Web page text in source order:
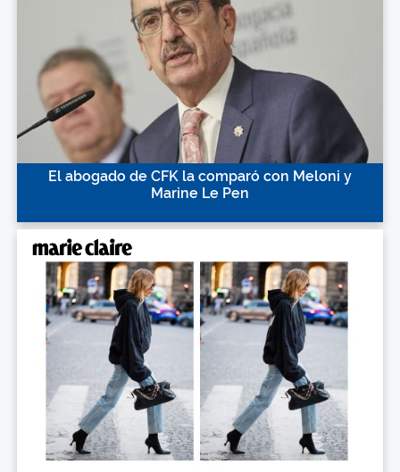
El abogado de CFK la comparó con Meloni y
Marine Le Pen